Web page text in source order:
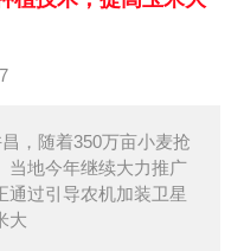
，随着350万亩小麦抢
当地今年继续大力推广
通过引导农机加装卫星
大